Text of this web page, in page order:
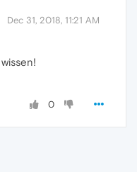
Dec 31, 2018, 11:21 AM
0